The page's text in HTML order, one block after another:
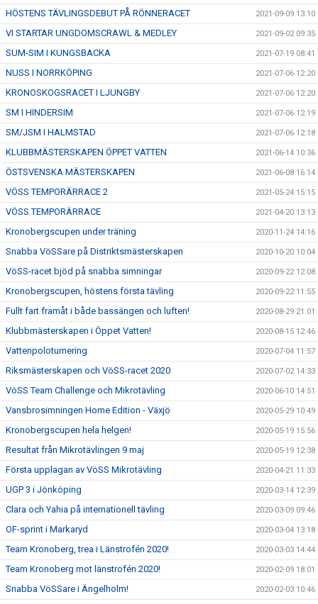
HÖSTENS TÄVLINGSDEBUT PÅ RÖNNERACET 2021-09-09 13:10
VI STARTAR UNGDOMSCRAWL & MEDLEY 2021-09-02 09:35
SUM-SIM I KUNGSBACKA 2021-07-19 08:41
NUSS I NORRKÖPING 2021-07-06 12:20
KRONOSKOGSRACET I LJUNGBY 2021-07-06 12:20
SM I HINDERSIM 2021-07-06 12:19
SM/JSM I HALMSTAD 2021-07-06 12:18
KLUBBMÄSTERSKAPEN ÖPPET VATTEN 2021-06-14 10:36
ÖSTSVENSKA MÄSTERSKAPEN 2021-06-08 16:14
VÖSS TEMPORÄRRACE 2 2021-05-24 15:15
VÖSS TEMPORÄRRACE 2021-04-20 13:13
Kronobergscupen under träning 2020-11-24 14:16
Snabba VöSSare på Distriktsmästerskapen 2020-10-20 10:04
VöSS-racet bjöd på snabba simningar 2020-09-22 12:08
Kronobergscupen, höstens första tävling 2020-09-22 11:55
Fullt fart framåt i både bassängen och luften! 2020-08-29 21:01
Klubbmästerskapen i Öppet Vatten! 2020-08-15 12:46
Vattenpoloturnering 2020-07-04 11:57
Riksmästerskapen och VöSS-racet 2020 2020-07-02 14:33
VöSS Team Challenge och Mikrotävling 2020-06-10 14:51
Vansbrosimningen Home Edition - Växjö 2020-05-29 10:49
Kronobergscupen hela helgen! 2020-05-19 15:56
Resultat från Mikrotävlingen 9 maj 2020-05-19 12:38
Första upplagan av VöSS Mikrotävling 2020-04-21 11:33
UGP 3 i Jönköping 2020-03-14 12:39
Clara och Yahia på internationell tävling 2020-03-09 09:46
OF-sprint i Markaryd 2020-03-04 13:18
Team Kronoberg, trea i Länstrofén 2020! 2020-03-03 14:44
Team Kronoberg mot länstrofén 2020! 2020-02-09 18:01
Snabba VöSSare i Ängelholm! 2020-02-03 10:46